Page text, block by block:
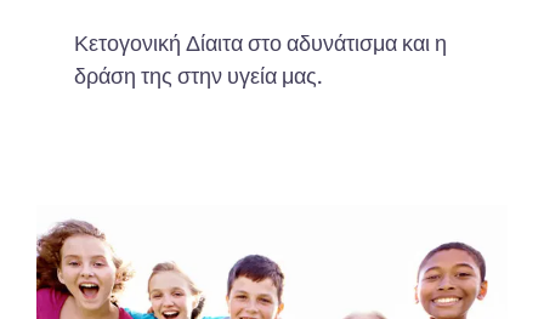
Κετογονική Δίαιτα στο αδυνάτισμα και η
δράση της στην υγεία μας.